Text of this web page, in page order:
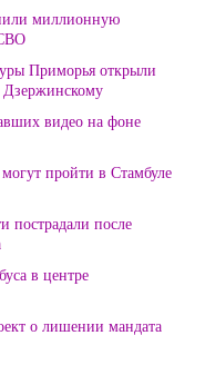
миллионную
Приморья открыли
видео на фоне
пройти в Стамбуле
пострадали после
в центре
о лишении мандата